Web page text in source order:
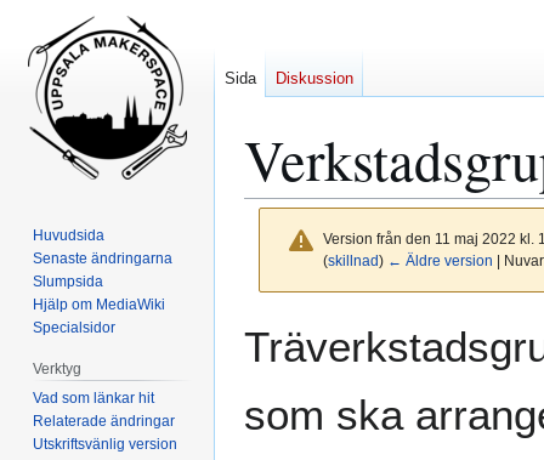
Version från den 11 maj 2022 kl.
(skillnad) ← Äldre version |
som ska
Sida Diskussion
Huvudsida
Senaste ändringarna
Slumpsida
Hjälp om MediaWiki
Specialsidor
Verktyg
Vad som länkar hit
Relaterade ändringar
Utskriftsvänlig version